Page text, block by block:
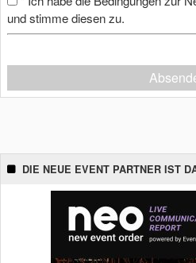
und stimme diesen zu.
DIE NEUE EVENT PARTNER IST